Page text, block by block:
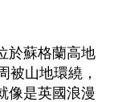
於蘇格蘭高地
被山地環繞，
像是英國浪漫